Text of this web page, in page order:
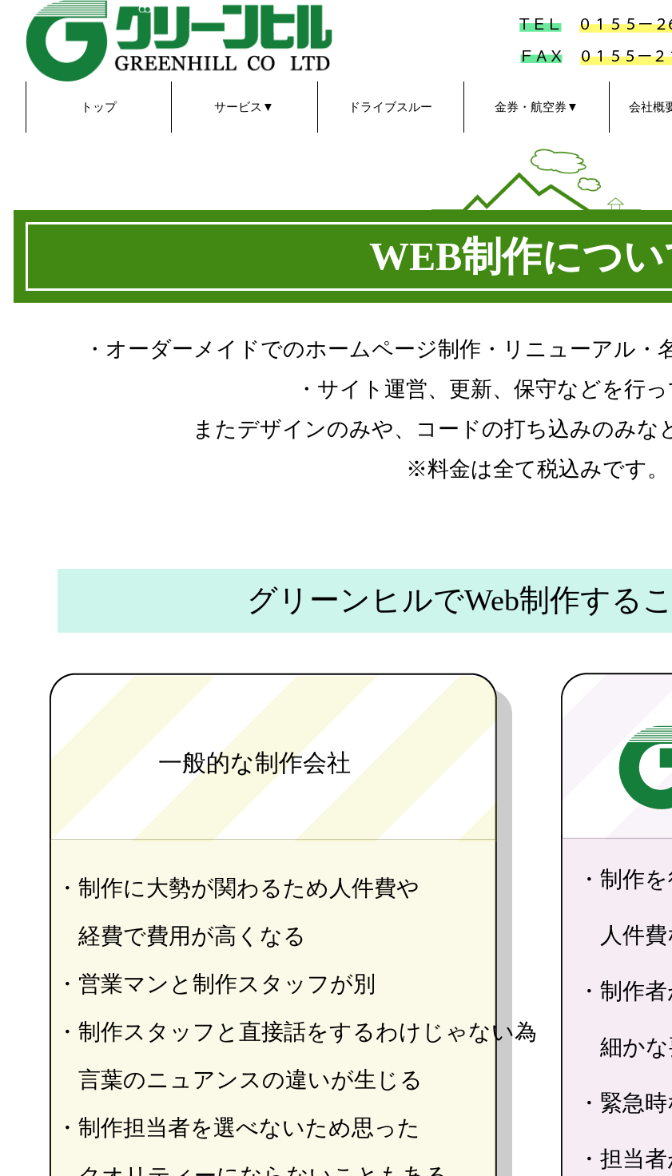
トップ サービス▼ ドライブスルー 金券・航空券▼
金券
航空券
会社概
WEB制作につい
・オーダーメイドでのホームページ制作 ・リニューアル・
・サイト運営、更新、 保守などを行っ
またデザインのみや、コードの打ち込みのみな
※料金は全て税込みです。
グリーンヒルでWeb制作する
一般的な制作会社
・制作に大勢が関わるため人件費や
経費で費用が高くなる
・営業マンと制作スタッフが別
・制作スタッフと直接話をするわけじゃない為
言葉のニュアンスの違いが生じる
・制作担当者を選べないため思った
・制作
人件費
・制作
細かな
・緊急
・担当